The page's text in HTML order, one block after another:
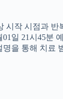
작 시점과
일 21시45
을 통해 치료